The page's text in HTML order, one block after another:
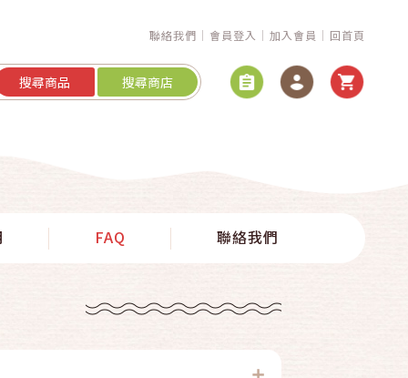
聯絡我們 會員登入 加入會員 回首頁
搜尋商品 搜尋商店
FAQ 聯絡我們